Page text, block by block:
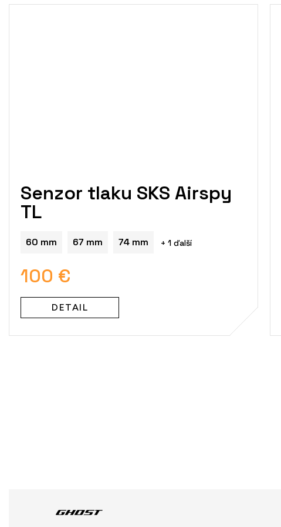
Senzor tlaku SKS Airspy
TL
60 mm 67 mm 74 mm + 1 ďalší
100 €
DETAIL